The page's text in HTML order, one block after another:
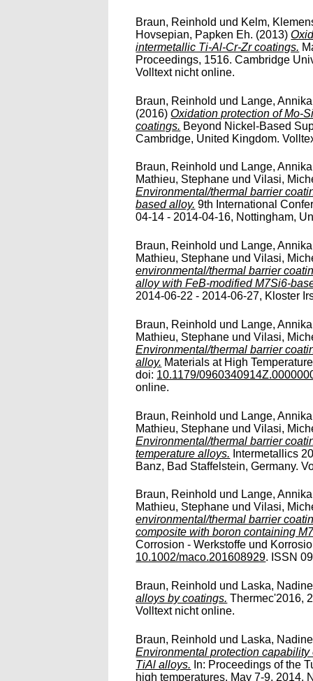
Braun, Reinhold und Kelm,
Hovsepian, Papken Eh. (2013)
intermetallic Ti-Al-Cr-Zr coatings.
Proceedings, 1516. Cambridge
Volltext nicht online.
Braun, Reinhold und Lange, Annika
(2016)Oxidation protection of Mo-
coatings. Beyond Nickel-Based
Cambridge, United Kingdom.
Braun, Reinhold und Lange, Annika
Mathieu, Stephane undVilasi,
Environmental/thermal barrier
based alloy. 9th International
04-14 - 2014-04-16, Nottingham,
Braun, Reinhold und Lange, Annika
Mathieu, Stephane undVilasi,
environmental/thermal barrier
alloy with FeB-modified M7Si6-
2014-06-22 - 2014-06-27, Kloster
Braun, Reinhold und Lange, Annika
Mathieu, Stephane undVilasi,
Environmental/thermal barrier
alloy. Materials at High
doi: 10.1179/
online.
Braun, Reinhold und Lange, Annika
Mathieu, Stephane undVilasi,
Environmental/thermal barrier
temperature alloys. Intermetallics
Banz, Bad Staffelstein, Germany.
Braun, Reinhold und Lange, Annika
Mathieu, Stephane undVilasi,
environmental/thermal barrier
composite with boron containing
Corrosion - Werkstoffe und
10.1002/maco.201608929. ISSN
Braun, Reinhold und Laska, Nadine
alloys by coatings. Thermec'2016,
Volltext nicht online.
Braun, Reinhold und Laska, Nadine
Environmental protection
TiAl alloys. In: Proceedings of the
high temperatures, May 7-9, 2014,